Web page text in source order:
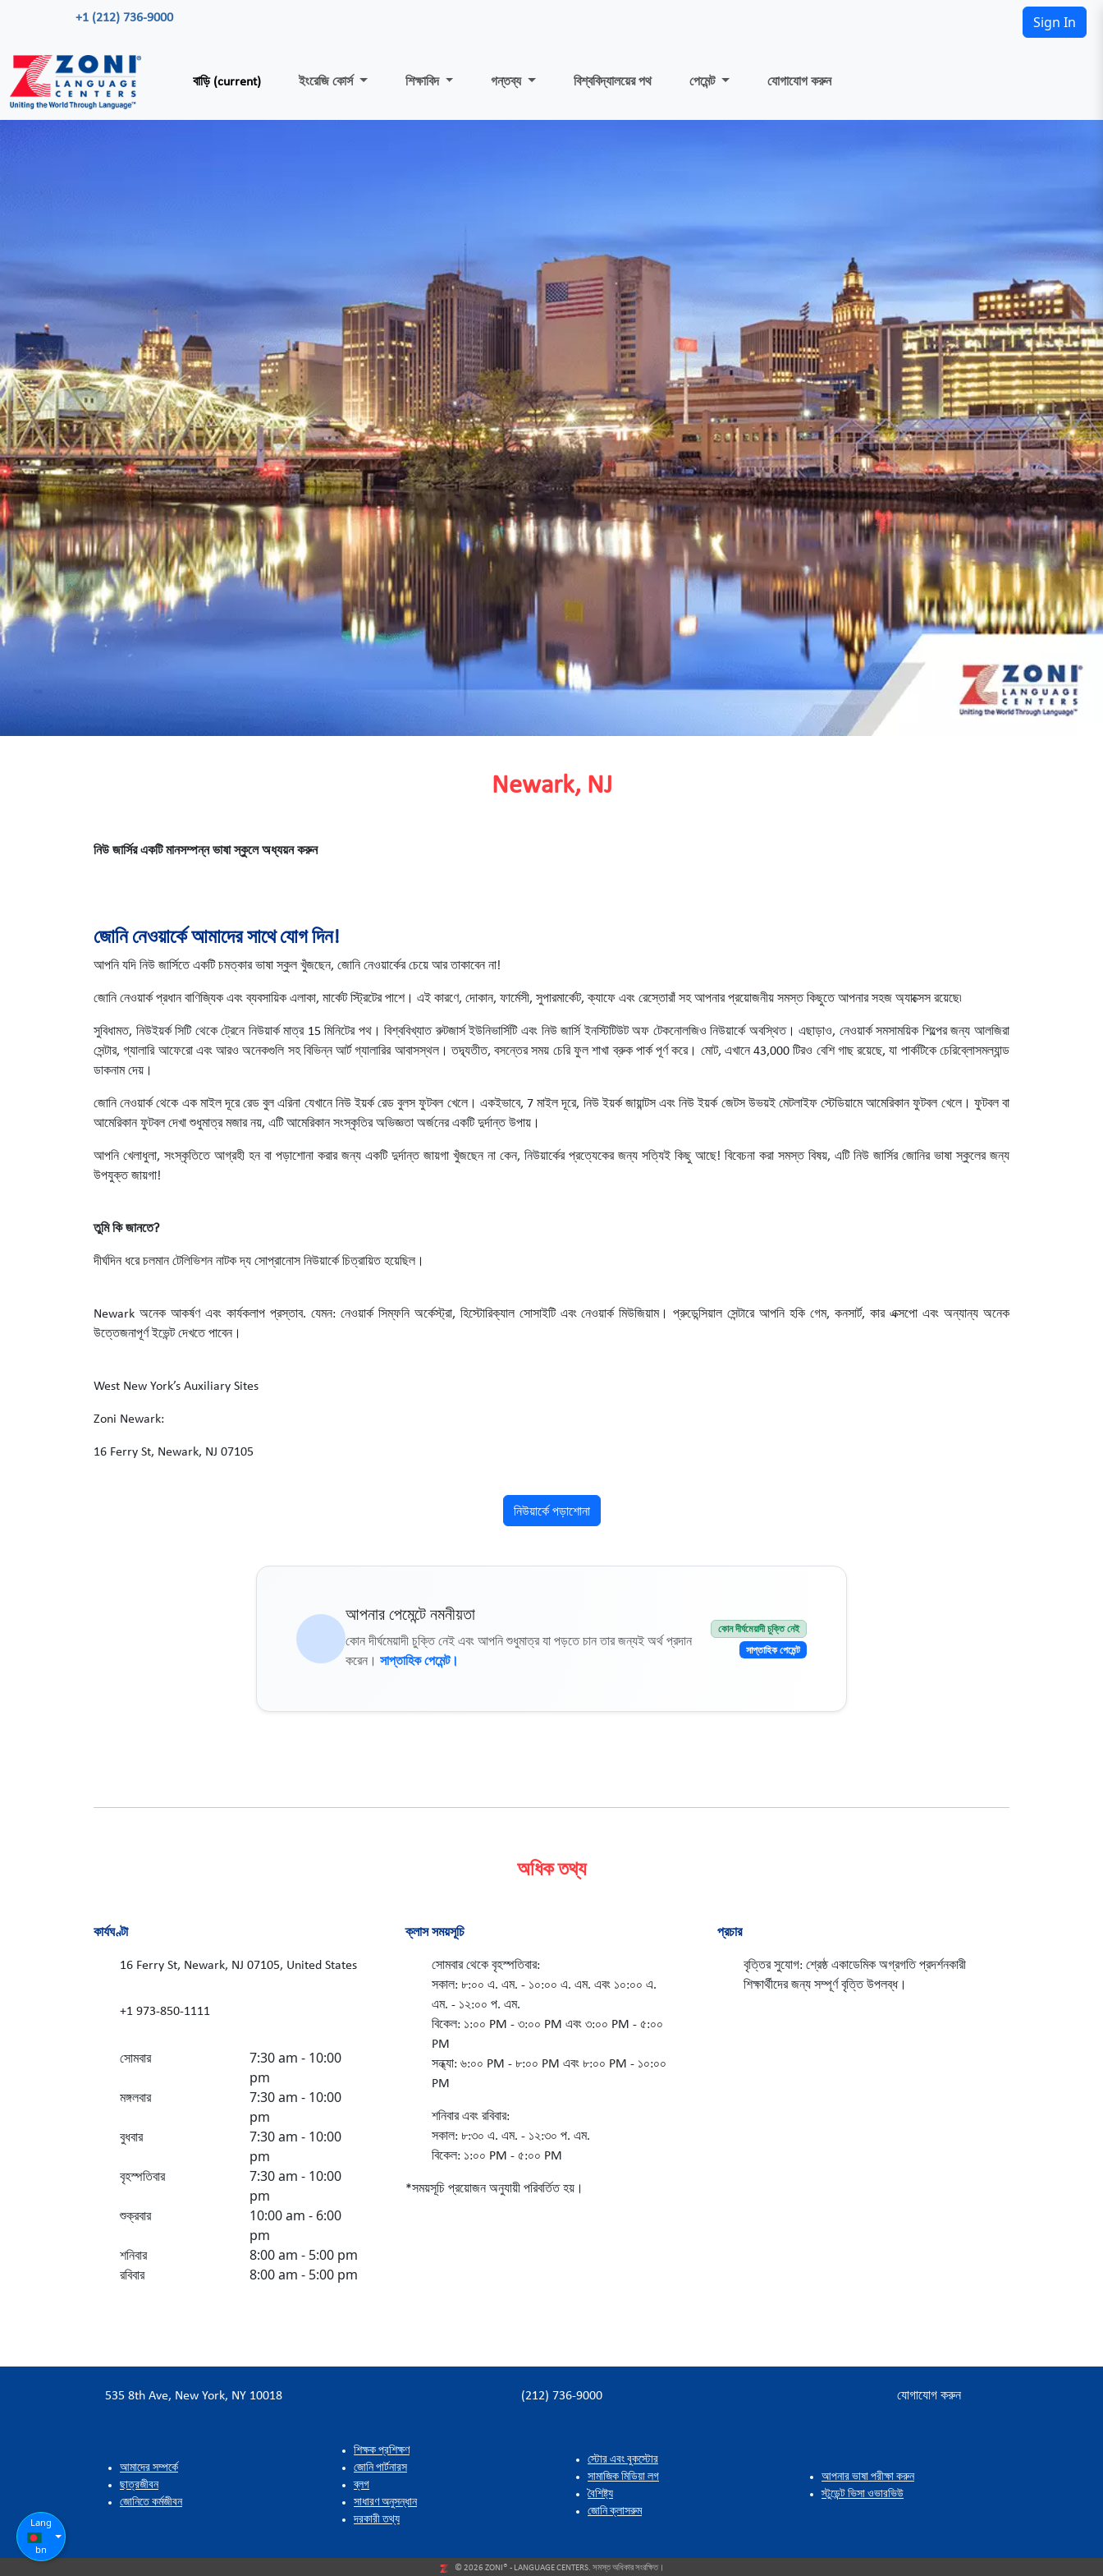
+1 (212) 736-9000 Sign In
বাড়ি (current) ইংরেজি কোর্স শিক্ষাবিদ গন্তব্য বিশ্ববিদ্যালয়ের পথ পেমেন্ট যোগাযোগ করুন
Lang
bn
Newark, NJ
নিউ জার্সির একটি মানসম্পন্ন ভাষা স্কুলে অধ্যয়ন করুন
জোনি নেওয়ার্কে আমাদের সাথে যোগ দিন!
আপনি যদি নিউ জার্সিতে একটি চমত্কার ভাষা স্কুল খুঁজছেন, জোনি নেওয়ার্কের চেয়ে আর তাকাবেন না!
জোনি নেওয়ার্ক প্রধান বাণিজ্যিক এবং ব্যবসায়িক এলাকা, মার্কেট স্ট্রিটের পাশে। এই কারণে, দোকান, ফার্মেসী, সুপারমার্কেট, ক্যাফে এবং রেস্তোরাঁ সহ আপনার প্রয়োজনীয় সমস্ত কিছুতে আপনার সহজ অ্যাক্সেস রয়েছে৷
সুবিধামত, নিউইয়র্ক সিটি থেকে ট্রেনে নিউয়ার্ক মাত্র 15 মিনিটের পথ। বিশ্ববিখ্যাত রুটজার্স ইউনিভার্সিটি এবং নিউ জার্সি ইনস্টিটিউট অফ টেকনোলজিও নিউয়ার্কে অবস্থিত। এছাড়াও, নেওয়ার্ক সমসাময়িক শিল্পের জন্য আলজিরা
সেন্টার, গ্যালারি আফেরো এবং আরও অনেকগুলি সহ বিভিন্ন আর্ট গ্যালারির আবাসস্থল। তদ্ব্যতীত, বসন্তের সময় চেরি ফুল শাখা ব্রুক পার্ক পূর্ণ করে। মোট, এখানে 43,000 টিরও বেশি গাছ রয়েছে, যা পার্কটিকে চেরিব্লোসমল্যান্ড
ডাকনাম দেয়।
জোনি নেওয়ার্ক থেকে এক মাইল দূরে রেড বুল এরিনা যেখানে নিউ ইয়র্ক রেড বুলস ফুটবল খেলে। একইভাবে, 7 মাইল দূরে, নিউ ইয়র্ক জায়ান্টস এবং নিউ ইয়র্ক জেটস উভয়ই মেটলাইফ স্টেডিয়ামে আমেরিকান ফুটবল খেলে। ফুটবল বা
আমেরিকান ফুটবল দেখা শুধুমাত্র মজার নয়, এটি আমেরিকান সংস্কৃতির অভিজ্ঞতা অর্জনের একটি দুর্দান্ত উপায়।
আপনি খেলাধুলা, সংস্কৃতিতে আগ্রহী হন বা পড়াশোনা করার জন্য একটি দুর্দান্ত জায়গা খুঁজছেন না কেন, নিউয়ার্কের প্রত্যেকের জন্য সত্যিই কিছু আছে! বিবেচনা করা সমস্ত বিষয়, এটি নিউ জার্সির জোনির ভাষা স্কুলের জন্য
উপযুক্ত জায়গা!
তুমি কি জানতে?
দীর্ঘদিন ধরে চলমান টেলিভিশন নাটক দ্য সোপ্রানোস নিউয়ার্কে চিত্রায়িত হয়েছিল।
Newark অনেক আকর্ষণ এবং কার্যকলাপ প্রস্তাব. যেমন: নেওয়ার্ক সিম্ফনি অর্কেস্ট্রা, হিস্টোরিক্যাল সোসাইটি এবং নেওয়ার্ক মিউজিয়াম। প্রুডেন্সিয়াল সেন্টারে আপনি হকি গেম, কনসার্ট, কার এক্সপো এবং অন্যান্য অনেক
উত্তেজনাপূর্ণ ইভেন্ট দেখতে পাবেন।
West New York’s Auxiliary Sites
Zoni Newark:
16 Ferry St, Newark, NJ 07105
নিউয়ার্কে পড়াশোনা
আপনার পেমেন্টে নমনীয়তা
কোন দীর্ঘমেয়াদী চুক্তি নেই এবং আপনি শুধুমাত্র যা পড়তে চান তার জন্যই অর্থ প্রদান
করেন। সাপ্তাহিক পেমেন্ট।
কোন দীর্ঘমেয়াদী চুক্তি নেই
সাপ্তাহিক পেমেন্ট
অধিক তথ্য
কার্যঘণ্টা
16 Ferry St, Newark, NJ 07105, United States
+1 973-850-1111
সোমবার
7:30 am - 10:00
pm
মঙ্গলবার
7:30 am - 10:00
pm
বুধবার
7:30 am - 10:00
pm
বৃহস্পতিবার
7:30 am - 10:00
pm
শুক্রবার
10:00 am - 6:00
pm
শনিবার
8:00 am - 5:00 pm
রবিবার
8:00 am - 5:00 pm
ক্লাস সময়সূচি
সোমবার থেকে বৃহস্পতিবার:
সকাল: ৮:০০ এ. এম. - ১০:০০ এ. এম. এবং ১০:০০ এ.
এম. - ১২:০০ প. এম.
বিকেল: ১:০০ PM - ৩:০০ PM এবং ৩:০০ PM - ৫:০০
PM
সন্ধ্যা: ৬:০০ PM - ৮:০০ PM এবং ৮:০০ PM - ১০:০০
PM
শনিবার এবং রবিবার:
সকাল: ৮:৩০ এ. এম. - ১২:৩০ প. এম.
বিকেল: ১:০০ PM - ৫:০০ PM
*সময়সূচি প্রয়োজন অনুযায়ী পরিবর্তিত হয়।
প্রচার
বৃত্তির সুযোগ: শ্রেষ্ঠ একাডেমিক অগ্রগতি প্রদর্শনকারী
শিক্ষার্থীদের জন্য সম্পূর্ণ বৃত্তি উপলব্ধ।
535 8th Ave, New York, NY 10018 (212) 736-9000 যোগাযোগ করুন
আমাদের সম্পর্কে
ছাত্রজীবন
জোনিতে কর্মজীবন
শিক্ষক প্রশিক্ষণ
জোনি পার্টনারস
ব্লগ
সাধারণ অনুসন্ধান
দরকারী তথ্য
স্টোর এবং বুকস্টোর
সামাজিক মিডিয়া লগ
বৈশিষ্ট্য
জোনি ক্লাসরুম
আপনার ভাষা পরীক্ষা করুন
স্টুডেন্ট ভিসা ওভারভিউ
© 2026 ZONI® - LANGUAGE CENTERS. সমস্ত অধিকার সংরক্ষিত।